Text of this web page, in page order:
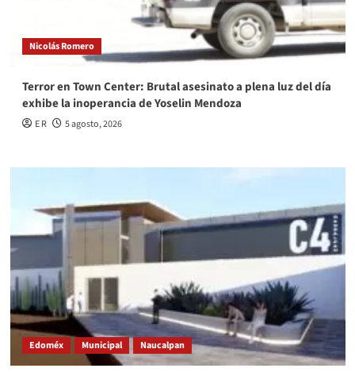
Nicolás Romero
Terror en Town Center: Brutal asesinato a plena luz del día
exhibe la inoperancia de Yoselin Mendoza
E R 5 agosto, 2026
Edoméx Municipal Naucalpan